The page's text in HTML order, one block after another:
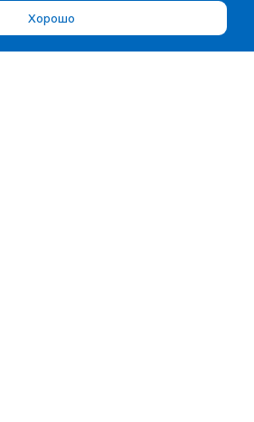
Хорошо